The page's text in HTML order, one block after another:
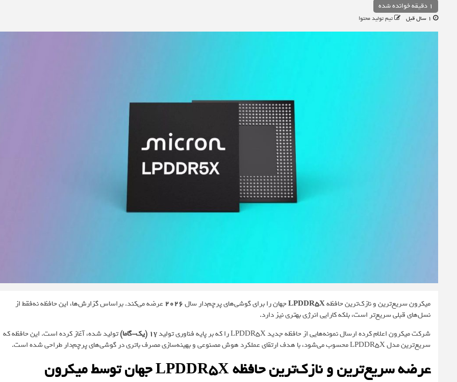
1 دقیقه خوانده شده
تیم تولید محتوا
میکرون سریع‌ترین و نازک‌ترین حافظهLPDDR5Xجهان را برای گوشی‌های پرچم‌دار سال2026 عرضه می‌کند. براساسگزارش‌ها، این حافظه نه‌فقط از
نسل‌های قبلی سریع‌تر است، بلکه کارایی انرژی بهتری نیز دارد.
شرکت میکرون اعلام کرده ارسال نمونه‌هایی از حافظه جدید LPDDR5X را که بر پایه فناوری تولید
1γ (یک-گاما)
تولید شده، آغاز کرده است. این حافظه که
سریع‌ترین مدل LPDDR5X محسوب می‌شود، با هدف ارتقای عملکرد هوش مصنوعی و بهینه‌سازی مصرف باتری در گوشی‌های پرچم‌دار طراحی شده است.
عرضه سریع‌ترین و نازک‌ترین حافظه LPDDR5X جهان توسط میکرون